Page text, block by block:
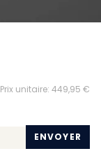
Prix unitaire: 449,95 €
ENVOYER